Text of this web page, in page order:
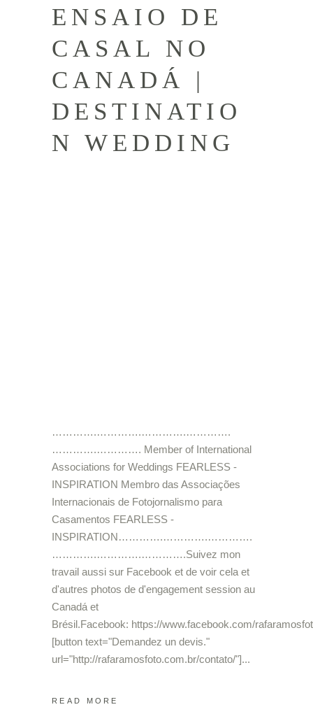
ENSAIO DE
CASAL NO
CANADÁ |
DESTINATIO
N WEDDING
………….………….………….………….
………….…………. Member of International
Associations for Weddings FEARLESS -
INSPIRATION Membro das Associações
Internacionais de Fotojornalismo para
Casamentos FEARLESS -
INSPIRATION………….………….………….
………….………….………….Suivez mon
travail aussi sur Facebook et de voir cela et
d'autres photos de d'engagement session au
Canadá et
Brésil.Facebook: https://www.facebook.com/
[button text="Demandez un devis."
url="http://rafaramosfoto.com.br/contato/"]
READ MORE